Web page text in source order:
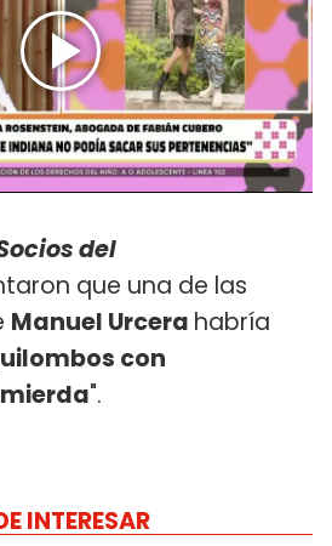
del
que una de las
Manuel Urcera habría
con
".
INTERESAR